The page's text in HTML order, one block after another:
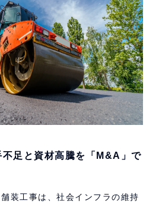
足と資材高騰を「M&A」で
装工事は、社会インフラの維持